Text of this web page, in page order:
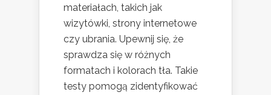
materiałach, takich jak
wizytówki, strony internetowe
czy ubrania. Upewnij się, że
sprawdza się w różnych
formatach i kolorach tła. Takie
testy pomogą zidentyfikować